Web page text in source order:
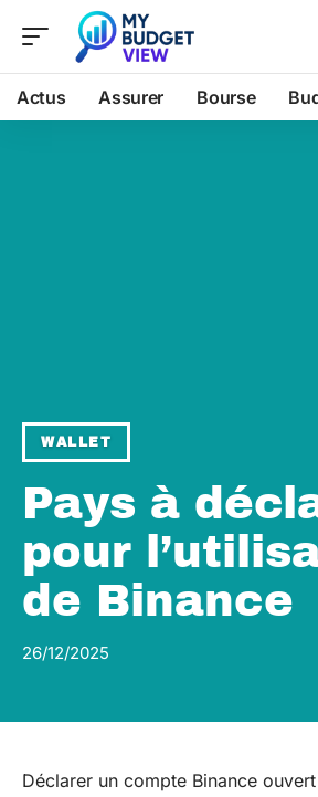
Actus Assurer Bourse
WALLET
Pays à
pour
de Binance
26/12/2025
Déclarer un compte Binance